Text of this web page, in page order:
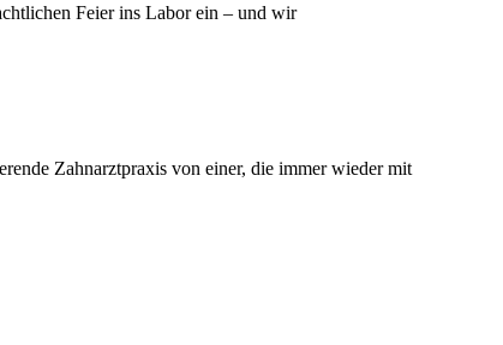
Feier ins Labor ein – und wir
Zahnarztpraxis von einer, die immer wieder mit